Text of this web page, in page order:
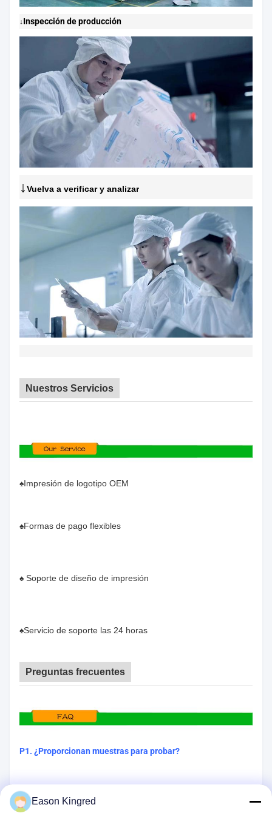
↓Inspección de producción
↓Vuelva a verificar y analizar
Nuestros Servicios
♠Impresión de logotipo OEM
♠Formas de pago flexibles
♠ Soporte de diseño de impresión
♠Servicio de soporte las 24 horas
Preguntas frecuentes
P1. ¿Proporcionan muestras para probar?
Sí, ciertamente. Si tenemos muestras en stock, las
enviaremos en un plazo de 5 días;
Eason Kingred